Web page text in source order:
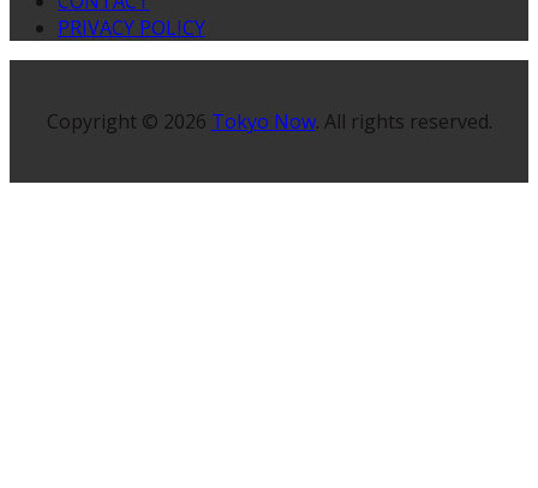
PRIVACY POLICY
Copyright © 2026 Tokyo Now. All rights reserved.